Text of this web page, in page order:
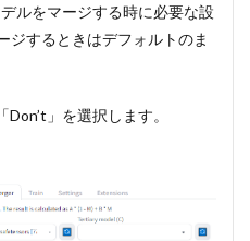
ルをマージする時に必要な設
ジするときはデフォルトのま
」を選択します。